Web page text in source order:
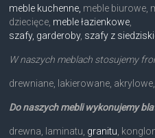
meble kuchenne, meble biurowe,
dziecięce, meble łazienkowe,
szafy, garderoby, szafy z
W naszych meblach stosujemy
drewniane, lakierowane, akrylowe,
Do naszych mebli wykonujemy
drewna, laminatu, granitu,